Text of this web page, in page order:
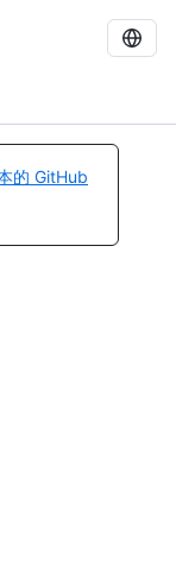
的 GitHub